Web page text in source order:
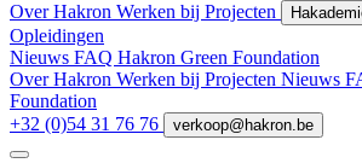
Over Hakron Werken bij Projecten
Opleidingen
Nieuws FAQ Hakron Green Foundation
Over Hakron Werken bij Projecten Nieuws
Foundation
+32 (0)54 31 76 76
verkoop@hakron.be